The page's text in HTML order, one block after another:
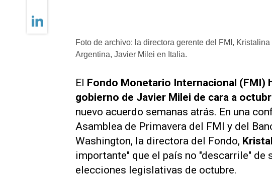
Foto de archivo: la directora gerente del FMI,
Argentina, Javier Milei en Italia.
El Fondo Monetario Internacional (FMI)
gobierno de Javier Milei de cara a
nuevo acuerdo semanas atrás. En una
Asamblea de Primavera del FMI y del
Washington, la directora del Fondo,
importante" que el país no "descarrile" de
elecciones legislativas de octubre.